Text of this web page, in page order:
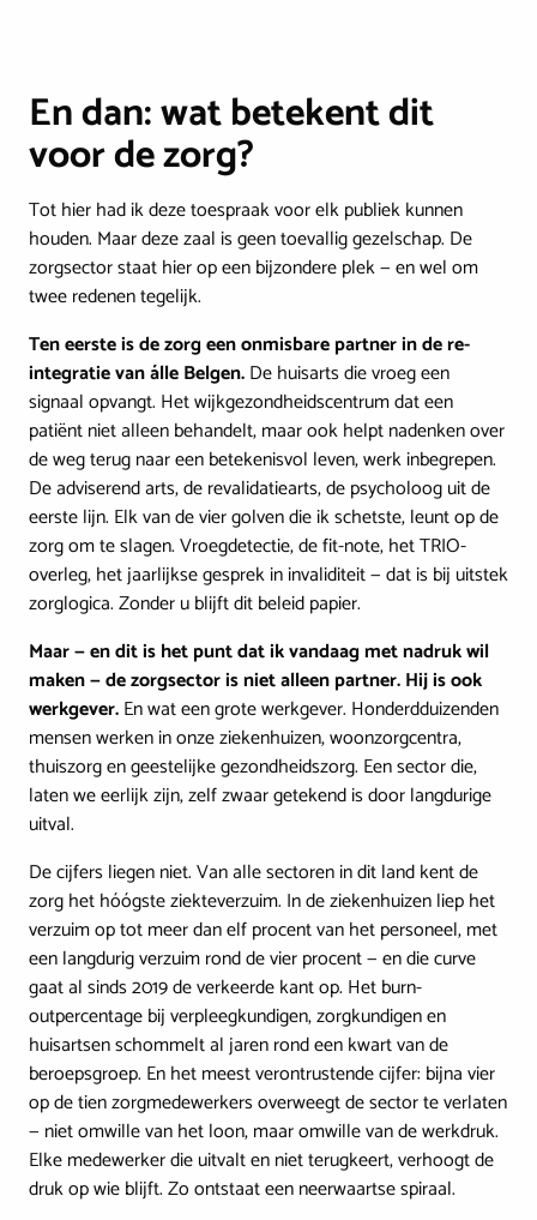
En dan: wat betekent dit
voor de zorg?
Tot hier had ik deze toespraak voor elk publiek kunnen
houden. Maar deze zaal is geen toevallig gezelschap. De
zorgsector staat hier op een bijzondere plek — en wel om
twee redenen tegelijk.
Ten eerste is de zorg een onmisbare partner in de re-
integratie van álle Belgen.De huisarts die vroeg een
signaal opvangt. Het wijkgezondheidscentrum dat een
patiënt niet alleen behandelt, maar ook helpt nadenken over
de weg terug naar een betekenisvol leven, werk inbegrepen.
De adviserend arts, de revalidatiearts, de psycholoog uit de
eerste lijn. Elk van de vier golven die ik schetste, leunt op de
zorg om te slagen. Vroegdetectie, de fit-note, het TRIO-
overleg, het jaarlijkse gesprek in invaliditeit — dat is bij uitstek
zorglogica. Zonder u blijft dit beleid papier.
Maar — en dit is het punt dat ik vandaag met nadruk wil
maken — de zorgsector is niet alleen partner. Hij is ook
werkgever.En wat een grote werkgever. Honderdduizenden
mensen werken in onze ziekenhuizen, woonzorgcentra,
thuiszorg en geestelijke gezondheidszorg. Een sector die,
laten we eerlijk zijn, zelf zwaar getekend is door langdurige
uitval.
De cijfers liegen niet. Van alle sectoren in dit land kent de
zorg het hóógste ziekteverzuim. In de ziekenhuizen liep het
verzuim op tot meer dan elf procent van het personeel, met
een langdurig verzuim rond de vier procent — en die curve
gaat al sinds 2019 de verkeerde kant op. Het burn-
outpercentage bij verpleegkundigen, zorgkundigen en
huisartsen schommelt al jaren rond een kwart van de
beroepsgroep. En het meest verontrustende cijfer: bijna vier
op de tien zorgmedewerkers overweegt de sector te verlaten
— niet omwille van het loon, maar omwille van de werkdruk.
Elke medewerker die uitvalt en niet terugkeert, verhoogt de
druk op wie blijft. Zo ontstaat een neerwaartse spiraal.